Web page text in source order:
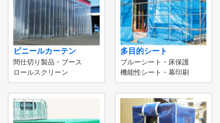
ビニールカーテン
間仕切り製品・ブース
ロールスクリーン
多目的シート
ブルーシート・床保護
機能性シート・幕印刷